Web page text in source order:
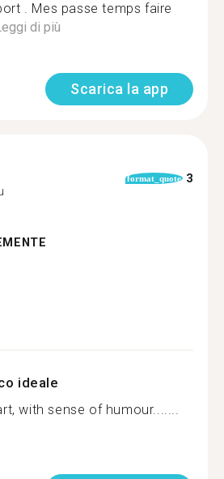
. Mes passe temps faire
di più
Scarica la app
format_quote 3
ideale
with sense of humour.......